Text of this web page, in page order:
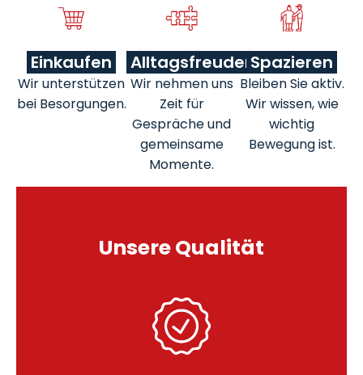
Einkaufen
Wir unterstützen
bei Besorgungen.
Alltagsfreuden
Wir nehmen uns
Zeit für
Gespräche und
gemeinsame
Momente.
Spazieren
Bleiben Sie aktiv.
Wir wissen, wie
wichtig
Bewegung ist.
Unsere Qualität